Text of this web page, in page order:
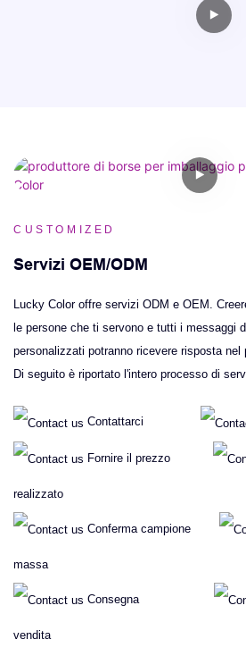
CUSTOMIZED
Servizi OEM/ODM
Lucky Color offre servizi ODM e OEM.
le persone che ti servono e tutti i messaggi
personalizzati potranno ricevere risposta nel
Di seguito è riportato l'intero processo di
Contattarci
Fornire il prezzo
realizzato
Conferma campione
massa
Consegna
vendita